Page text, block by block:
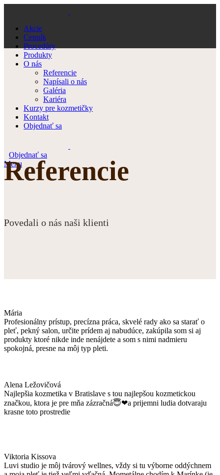
Akcie
Cenník
Procedúry
Produkty
O nás
Referencie
Napísali o nás
Galéria
Kariéra
Kurzy pre kozmetičky
Kontakt
Objednať sa
Objednať sa
Menu
Referencie
Povedali o nás naši klienti
Mária
Profesionálny prístup, precízna práca, skvelé rady ako sa starať o
pleť, pekný salon, určite prídem aj nabudúce, zakúpila som si aj
produkty ktoré nikde inde nenájdete a som s nimi nadmieru
spokojná, presne na môj typ pleti.
Alena Ležovičová
Najlepšia kozmetika v Bratislave s tou najlepšou kozmetickou
značkou, ktora je pre mňa zázračná😇❤a prijemni ludia dotvaraju
krasne toto prostredie
Viktoria Kissova
Luvi studio je môj tvárový wellnes, vždy si tu výborne oddýchnem